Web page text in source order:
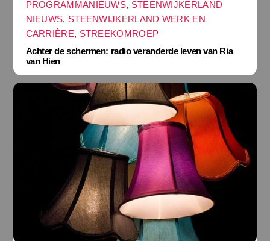
PROGRAMMANIEUWS, STEENWIJKERLAND
NIEUWS, STEENWIJKERLAND WERK EN
CARRIÈRE, STREEKOMROEP
Achter de schermen: radio veranderde leven van Ria
van Hien